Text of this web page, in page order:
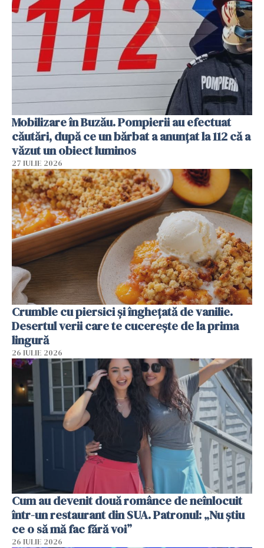
Mobilizare în Buzău. Pompierii au efectuat
căutări, după ce un bărbat a anunțat la 112 că a
văzut un obiect luminos
27 IULIE 2026
Crumble cu piersici și înghețată de vanilie.
Desertul verii care te cucerește de la prima
lingură
26 IULIE 2026
Cum au devenit două românce de neînlocuit
într-un restaurant din SUA. Patronul: „Nu știu
ce o să mă fac fără voi”
26 IULIE 2026